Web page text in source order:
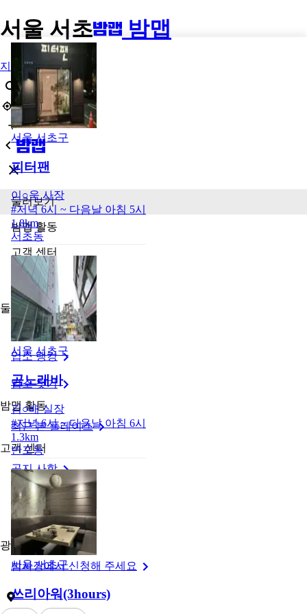
서울 서초 밤맵
지역
둘러보기
밤맵 활동
고객 센터
광고 신청
둘러보기
밤맵 메인
업소 랭킹
업소 찾기
밤맵 활동
최근 본 플레이스
고객 센터
공지 사항
1:1 문의
약관 및 정책
광고 신청
밤사장에서 신청해 주세요
서울 서초구
피터팬
이○욱사장
#저녁 6시 ~ 다음날 아침 5시
1.8km
서초동
서울 서초구
곰노래바
김○배실장
#저녁 6시 ~ 다음날 아침 6시
1.3km
반포동
서울 서초구
쓰리아워(3hours)